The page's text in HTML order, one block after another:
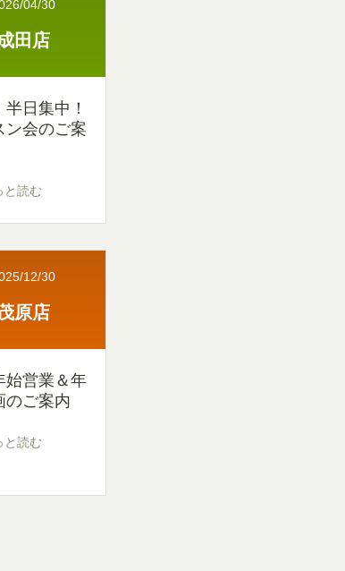
田店
04/30
日集中！
ン会のご案
と読む
原店
12/30
始営業＆年
のご案内
と読む